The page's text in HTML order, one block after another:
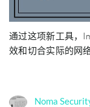
通过这项新工具，
效和切合实际的网
Noma